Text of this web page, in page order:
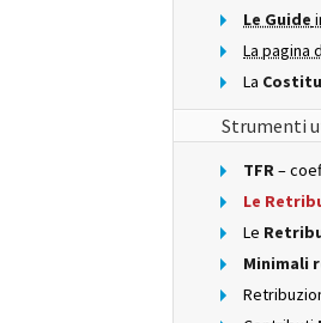
Le Guide
La pagina
La
Strumenti
TFR–
Le
Le
Minimali